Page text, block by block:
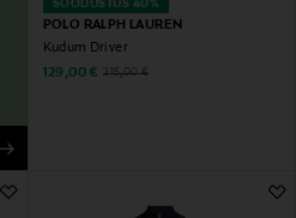
SOODUSTUS 40%
POLO RALPH LAUREN
Kudum Driver
Discounted Price
129,00 € Original Price
215,00 €